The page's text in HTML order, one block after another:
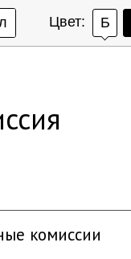
Цвет: Б
комиссии